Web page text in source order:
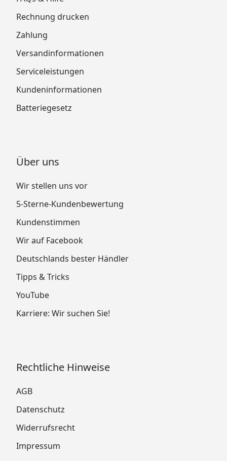
Rechnung drucken
Zahlung
Versandinformationen
Serviceleistungen
Kundeninformationen
Batteriegesetz
Über uns
Wir stellen uns vor
5-Sterne-Kundenbewertung
Kundenstimmen
Wir auf Facebook
Deutschlands bester Händler
Tipps & Tricks
YouTube
Karriere: Wir suchen Sie!
Rechtliche Hinweise
AGB
Datenschutz
Widerrufsrecht
Impressum